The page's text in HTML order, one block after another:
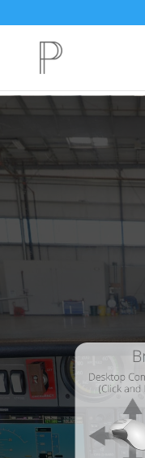
2004